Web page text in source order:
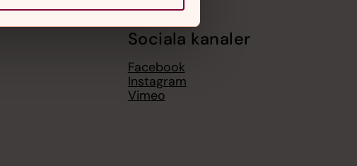
Sociala kanaler
Facebook
Instagram
Vimeo